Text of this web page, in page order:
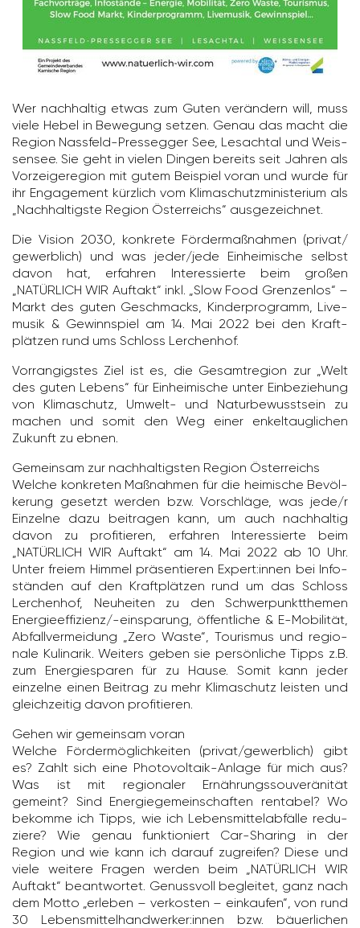
Wer nach­haltig etwas zum Guten verän­dern will, muss
viele Hebel in Bewe­gung setzen. Genau das macht die
Region Nass­feld-Pres­segger See, Lesachtal und Weis­
sensee. Sie geht in vielen Dingen bereits seit Jahren als
Vorzei­ge­re­gion mit gutem Beispiel voran und wurde für
ihr Enga­ge­ment kürz­lich vom Klima­schutz­mi­nis­te­rium als
„Nach­hal­tigste Region Öster­reichs“ ausge­zeichnet.
Die Vision 2030, konkrete Förder­maß­nahmen (privat/​
gewerb­lich) und was jeder/​jede Einhei­mi­sche selbst
davon hat, erfahren Inter­es­sierte beim großen
„NATÜRLICH WIR Auftakt“ inkl. „Slow Food Gren­zenlos“ –
Markt des guten Geschmacks, Kinder­pro­gramm, Live­
musik & Gewinn­spiel am 14. Mai 2022 bei den Kraft­
plätzen rund ums Schloss Lerchenhof.
Vorran­gigstes Ziel ist es, die Gesamt­re­gion zur „Welt
des guten Lebens“ für Einhei­mi­sche unter Einbe­zie­hung
von Klima­schutz, Umwelt- und Natur­be­wusst­sein zu
machen und somit den Weg einer enkeltaug­li­chen
Zukunft zu ebnen.
Gemeinsam zur nach­hal­tigsten Region Öster­reichs
Welche konkreten Maßnahmen für die heimi­sche Bevöl­
ke­rung gesetzt werden bzw. Vorschläge, was jede/​r
Einzelne dazu beitragen kann, um auch nach­haltig
davon zu profi­tieren, erfahren Inter­es­sierte beim
„NATÜRLICH WIR Auftakt“ am 14. Mai 2022 ab 10 Uhr.
Unter freiem Himmel präsen­tieren Expert:innen bei Info­
ständen auf den Kraft­plätzen rund um das Schloss
Lerchenhof, Neuheiten zu den Schwer­punkt­themen
Ener­gie­ef­fi­zienz/-​einspa­rung, öffent­liche & E-Mobi­lität,
Abfall­ver­mei­dung „Zero Waste“, Tourismus und regio­
nale Kuli­narik. Weiters geben sie persön­liche Tipps z.B.
zum Ener­gie­sparen für zu Hause. Somit kann jeder
einzelne einen Beitrag zu mehr Klima­schutz leisten und
gleich­zeitig davon profi­tieren.
Gehen wir gemeinsam voran
Welche Fördermöglich­keiten (privat/​gewerb­lich) gibt
es? Zahlt sich eine Photo­vol­taik-Anlage für mich aus?
Was ist mit regio­naler Ernährungs­sou­veränität
gemeint? Sind Ener­gie­ge­mein­schaften rentabel? Wo
bekomme ich Tipps, wie ich Lebens­mit­tel­ab­fälle redu­
ziere? Wie genau funk­tio­niert Car-Sharing in der
Region und wie kann ich darauf zugreifen? Diese und
viele weitere Fragen werden beim „NATÜRLICH WIR
Auftakt“ beant­wortet. Genuss­voll begleitet, ganz nach
dem Motto „erleben – verkosten – einkaufen“, von rund
30 Lebens­mit­tel­hand­werker:innen bzw. bäuer­li­chen